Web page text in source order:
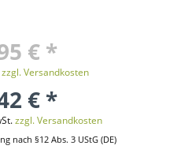
€ *
zzgl. Versandkosten
€ *
zzgl. Versandkosten
nach §12 Abs. 3 UStG (DE)